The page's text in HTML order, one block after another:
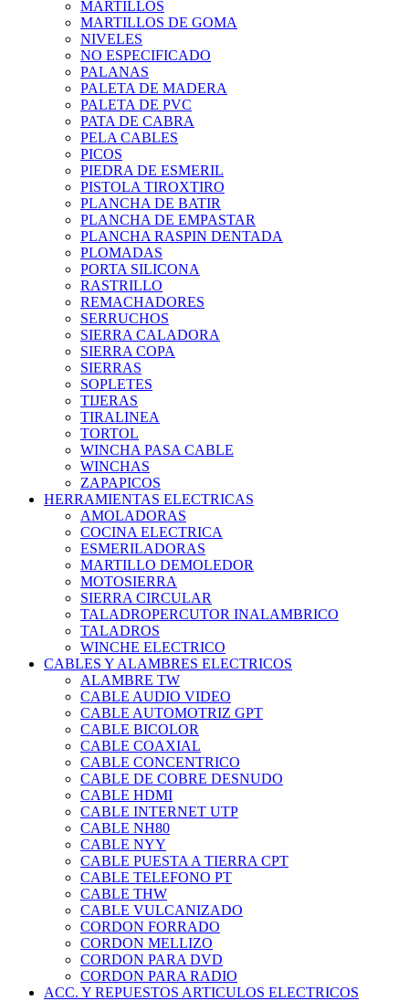
MARTILLOS
MARTILLOS DE GOMA
NIVELES
NO ESPECIFICADO
PALANAS
PALETA DE MADERA
PALETA DE PVC
PATA DE CABRA
PELA CABLES
PICOS
PIEDRA DE ESMERIL
PISTOLA TIROXTIRO
PLANCHA DE BATIR
PLANCHA DE EMPASTAR
PLANCHA RASPIN DENTADA
PLOMADAS
PORTA SILICONA
RASTRILLO
REMACHADORES
SERRUCHOS
SIERRA CALADORA
SIERRA COPA
SIERRAS
SOPLETES
TIJERAS
TIRALINEA
TORTOL
WINCHA PASA CABLE
WINCHAS
ZAPAPICOS
HERRAMIENTAS ELECTRICAS
AMOLADORAS
COCINA ELECTRICA
ESMERILADORAS
MARTILLO DEMOLEDOR
MOTOSIERRA
SIERRA CIRCULAR
TALADROPERCUTOR INALAMBRICO
TALADROS
WINCHE ELECTRICO
CABLES Y ALAMBRES ELECTRICOS
ALAMBRE TW
CABLE AUDIO VIDEO
CABLE AUTOMOTRIZ GPT
CABLE BICOLOR
CABLE COAXIAL
CABLE CONCENTRICO
CABLE DE COBRE DESNUDO
CABLE HDMI
CABLE INTERNET UTP
CABLE NH80
CABLE NYY
CABLE PUESTA A TIERRA CPT
CABLE TELEFONO PT
CABLE THW
CABLE VULCANIZADO
CORDON FORRADO
CORDON MELLIZO
CORDON PARA DVD
CORDON PARA RADIO
ACC. Y REPUESTOS ARTICULOS ELECTRICOS